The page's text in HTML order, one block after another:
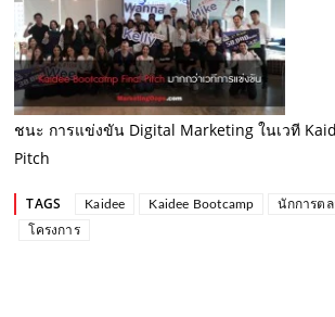
ชนะ การแข่งขัน Digital Marketing ในเวที
Pitch
TAGS Kaidee Kaidee Bootcamp นักการต
โครงการ